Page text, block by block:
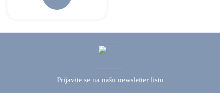
Prijavite se na našu newsletter listu